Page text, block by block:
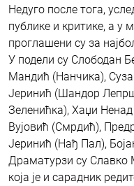
Недуго после тога,
публике и критике, а у
проглашени су за
У подели су Слободан
Мандић (Нанчика),
Јеринић (Шандор
Зеленићка), Хаџи
Вујовић (Смрдић),
Јеринић (Нађ Пал),
Драматурзи су Славко
која је и сарадник